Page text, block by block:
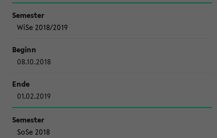
WiSe 2018/2019
08.10.2018
01.02.2019
SoSe 2018